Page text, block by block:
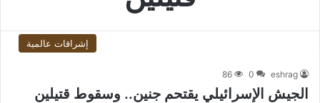
إشراقات عالمية
eshrag
0
86
الجيش الإسرائيلي يقتحم جنين.. وسقوط قتيلين